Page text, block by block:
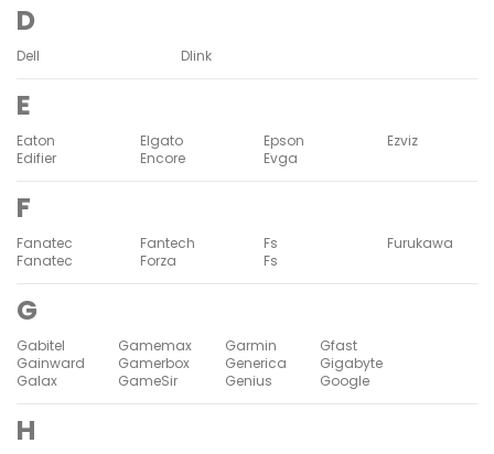
D
Dell Dlink
E
Eaton
Edifier
Elgato
Encore
Epson
Evga
Ezviz
F
Fanatec
Fanatec
Fantech
Forza
Fs
Fs
Furukawa
G
Gabitel
Gainward
Galax
Gamemax
Gamerbox
GameSir
Garmin
Generica
Genius
Gfast
Gigabyte
Google
H